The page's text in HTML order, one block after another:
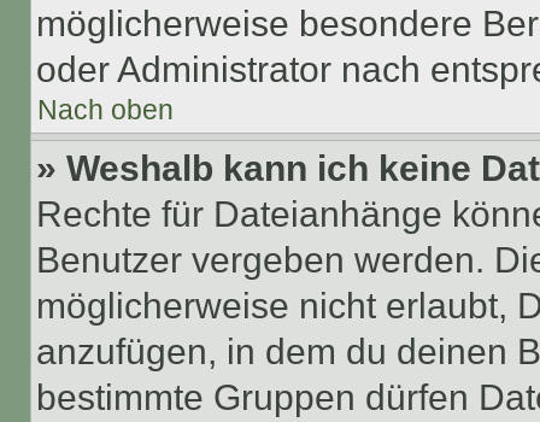
möglicherweise besondere
oder Administrator nach
Nach oben
» Weshalb kann ich keine
Rechte für Dateianhänge
Benutzer vergeben werden.
möglicherweise nicht erlaubt,
anzufügen, in dem du deinen
bestimmte Gruppen dürfen